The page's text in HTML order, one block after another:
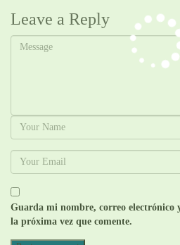
Leave a Reply
Guarda mi nombre, correo electrónico
la próxima vez que comente.